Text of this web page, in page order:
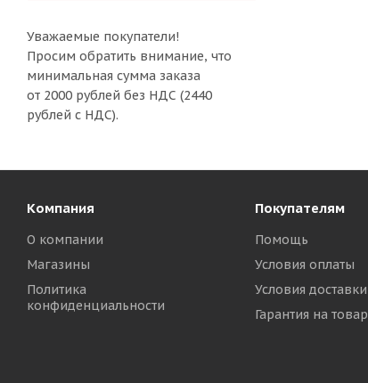
Уважаемые покупатели!
Просим обратить внимание, что
минимальная сумма заказа
от 2000 рублей без НДС (2440
рублей с НДС).
Компания
О компании
Магазины
Политика
конфиденциальности
Покупателям
Помощь
Условия оплаты
Условия доставки
Гарантия на товар